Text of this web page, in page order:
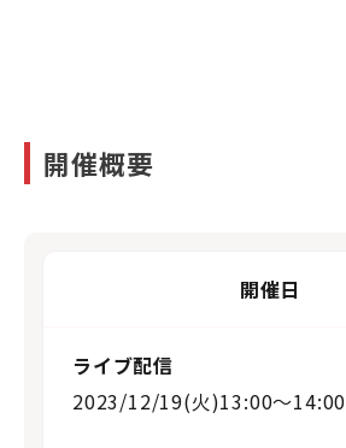
開催概要
開催日
ライブ配信
2023/12/19(火)13:00〜14:00